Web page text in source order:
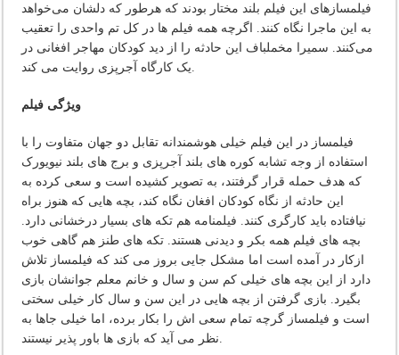
فیلمسازهای این فیلم بلند مختار بودند که هرطور که دلشان می‌خواهد
به این ماجرا نگاه کنند. اگرچه همه فیلم ها در کل تم واحدی را تعقیب
می‌کنند. سمیرا مخملباف این حادثه را از دید کودکان مهاجر افغانی در
ویژگی فیلم
فیلمساز در این فیلم خیلی هوشمندانه تقابل دو جهان متفاوت را با
استفاده از وجه تشابه کوره های بلند آجرپزی و برج های بلند نیویورک
که هدف حمله قرار گرفتند، به تصویر کشیده است و سعی کرده به
این حادثه از نگاه کودکان افغان نگاه کند، بچه هایی که هنوز براه
نیافتاده باید کارگری کنند. فیلمنامه هم تکه های بسیار درخشانی دارد.
بچه های فیلم همه بکر و دیدنی هستند. تکه های طنز هم گاهی خوب
ازکار در آمده است اما مشکل جایی بروز می کند که فیلمساز تلاش
دارد از این بچه های خیلی کم سن و سال و خانم معلم جوانشان بازی
بگیرد. بازی گرفتن از بچه هایی در این سن و سال کار خیلی سختی
است و فیلمساز گرچه تمام سعی اش را بکار برده، اما خیلی جاها به